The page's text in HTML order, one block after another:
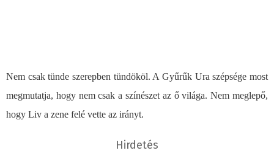
Nem csak tünde szerepben tündököl. A Gyűrűk Ura szépsége most
megmutatja, hogy nem csak a színészet az ő világa. Nem meglepő,
hogy Liv a zene felé vette az irányt.
Hirdetés